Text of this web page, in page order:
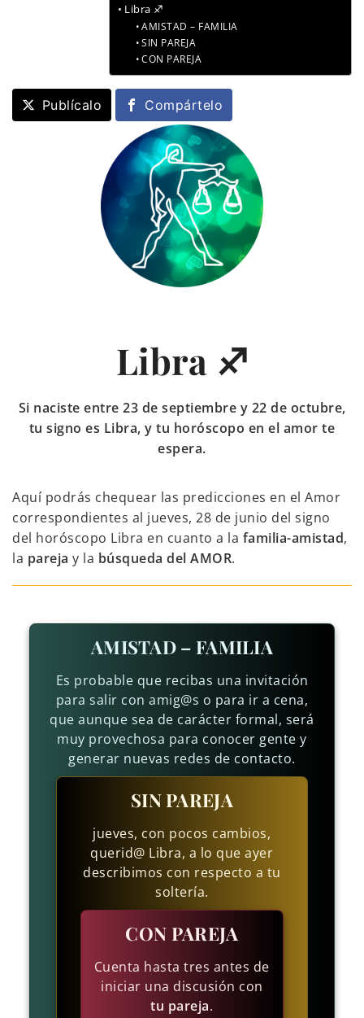
Libra ♐
AMISTAD – FAMILIA
SIN PAREJA
CON PAREJA
Publícalo Compártelo
Libra ♐
Si naciste entre 23 de septiembre y 22 de octubre,
tu signo es Libra, y tu horóscopo en el amor te
espera.
Aquí podrás chequear las predicciones en el Amor
correspondientes al jueves, 28 de junio del signo
del horóscopo Libra en cuanto a la familia-amistad,
la pareja y la búsqueda del AMOR.
AMISTAD – FAMILIA
Es probable que recibas una invitación
para salir con amig@s o para ir a cena,
que aunque sea de carácter formal, será
muy provechosa para conocer gente y
generar nuevas redes de contacto.
SIN PAREJA
jueves, con pocos cambios,
querid@ Libra, a lo que ayer
describimos con respecto a tu
soltería.
CON PAREJA
Cuenta hasta tres antes de
iniciar una discusión con
tu pareja.